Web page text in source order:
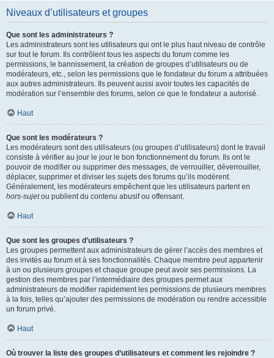
Niveaux d’utilisateurs et groupes
Que sont les administrateurs ?
Les administrateurs sont les utilisateurs qui ont le plus haut niveau de contrôle
sur tout le forum. Ils contrôlent tous les aspects du forum comme les
permissions, le bannissement, la création de groupes d’utilisateurs ou de
modérateurs, etc., selon les permissions que le fondateur du forum a attribuées
aux autres administrateurs. Ils peuvent aussi avoir toutes les capacités de
modération sur l’ensemble des forums, selon ce que le fondateur a autorisé.
Haut
Que sont les modérateurs ?
Les modérateurs sont des utilisateurs (ou groupes d’utilisateurs) dont le travail
consiste à vérifier au jour le jour le bon fonctionnement du forum. Ils ont le
pouvoir de modifier ou supprimer des messages, de verrouiller, déverrouiller,
déplacer, supprimer et diviser les sujets des forums qu’ils modèrent.
Généralement, les modérateurs empêchent que les utilisateurs partent en
hors-sujetou publient du contenu abusif ou offensant.
Haut
Que sont les groupes d’utilisateurs ?
Les groupes permettent aux administrateurs de gérer l’accès des membres et
des invités au forum et à ses fonctionnalités. Chaque membre peut appartenir
à un ou plusieurs groupes et chaque groupe peut avoir ses permissions. La
gestion des membres par l’intermédiaire des groupes permet aux
administrateurs de modifier rapidement les permissions de plusieurs membres
à la fois, telles qu’ajouter des permissions de modération ou rendre accessible
un forum privé.
Haut
Où trouver la liste des groupes d’utilisateurs et comment les rejoindre ?